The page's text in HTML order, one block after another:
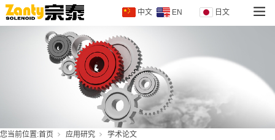
中文 EN 日文
您当前位置:首页 应用研究 学术论文